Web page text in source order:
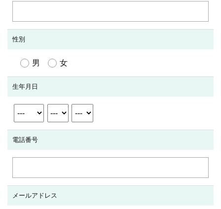
性別
男 女
生年月日
電話番号
メールアドレス